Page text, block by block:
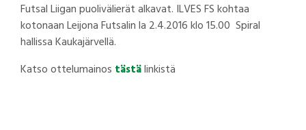
Futsal Liigan puolivälierät alkavat. ILVES FS kohtaa
kotonaan Leijona Futsalin la 2.4.2016 klo 15.00 Spiral
hallissa Kaukajärvellä.
Katso ottelumainos tästälinkistä